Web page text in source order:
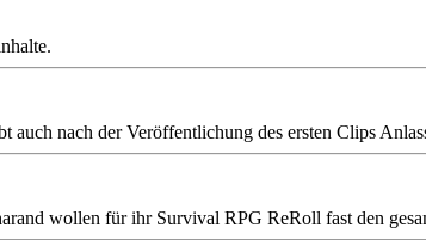
nach der Veröffentlichung des ersten Clips
wollen für ihr Survival RPG ReRoll fast den